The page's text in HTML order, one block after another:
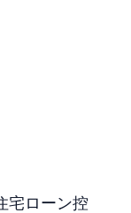
宅ローン控